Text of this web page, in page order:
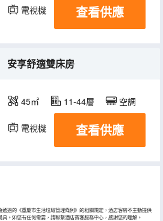
電視機 冰箱
查看供應
安享舒適雙床房
45㎡ 11-44層 空調
電視機 冰箱
查看供應
過的《重慶市生活垃圾管理條例》的相關規定，酒店客房不主動提供
。如您有任何需要，請聯繫酒店賓客服務中心，感謝您的理解。